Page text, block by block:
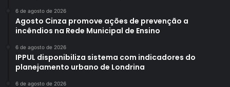
6 de agosto de 2026
Agosto Cinza promove ações de prevenção a
incêndios na Rede Municipal de Ensino
6 de agosto de 2026
IPPUL disponibiliza sistema com indicadores do
planejamento urbano de Londrina
6 de agosto de 2026